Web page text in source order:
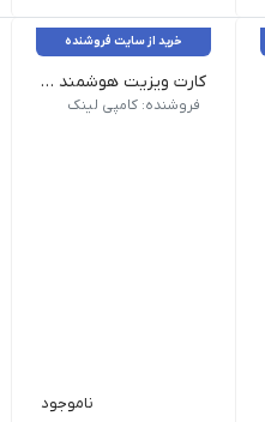
خرید از سایت فروشنده
کارت ویزیت هوشمند QR _ لمینت برجسته مخمل جنس: گلاسه 300 گرم کُره‌ای
فروشنده: کامپی لینک
ناموجود